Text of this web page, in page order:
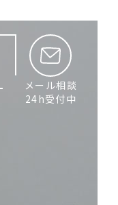
メール相談
24h受付中